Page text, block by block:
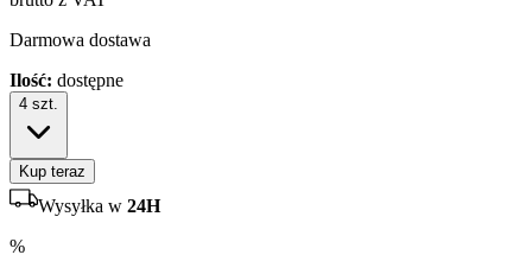
Darmowa dostawa
Ilość: dostępne
4 szt.
Kup teraz
Wysyłka w 24H
%